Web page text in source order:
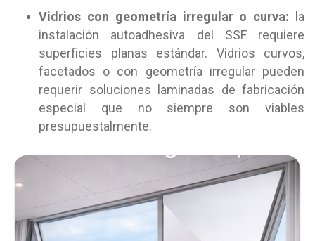
Vidrios con geometría irregular o curva: la
instalación autoadhesiva del SSF requiere
superficies planas estándar. Vidrios curvos,
facetados o con geometría irregular pueden
requerir soluciones laminadas de fabricación
especial que no siempre son viables
presupuestalmente.